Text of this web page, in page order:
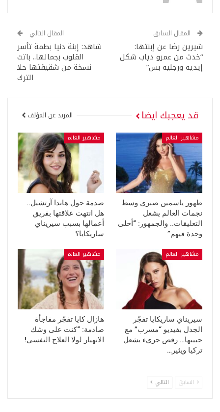
المقال السابق
شيرين رضا عن إبنتها:
“خدت من عمرو دياب شكل
إيديه ورجليه بس”
المقال التالي
شاهد: إبنة دنيا بطمة تأسر
القلوب بجمالها.. باتت
نسخة من شقيقتها حلا
الترك
قد يعجبك ايضا المزيد عن المؤلف
مشاهير العالم
ظهور ياسمين صبري وسط
نجمات العالم يشعل
التعليقات.. والجمهور: “أحلى
وحدة فيهم”
مشاهير العالم
صدمة حول هاندا آرتشيل..
هل انتهت علاقتها بفريق
أعمالها بسبب سيريناي
ساريكايا؟
مشاهير العالم
سيريناي ساريكايا تفجّر
الجدل بفيديو “مسرب” مع
حبيبها… رقص جريء يشعل
تركيا ويثير…
مشاهير العالم
هازال كايا تفجّر مفاجأة
صادمة: “كنت على وشك
الانهيار لولا العلاج النفسي!
السابق التالي